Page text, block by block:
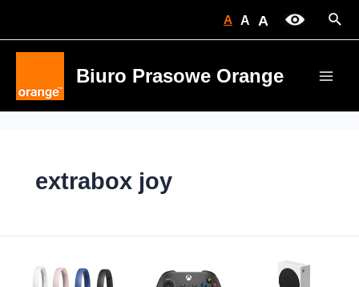
A A A
Biuro Prasowe Orange
extrabox joy